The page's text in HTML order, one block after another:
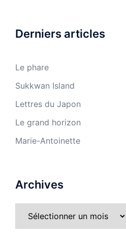
Derniers articles
Le phare
Sukkwan Island
Lettres du Japon
Le grand horizon
Marie-Antoinette
Archives